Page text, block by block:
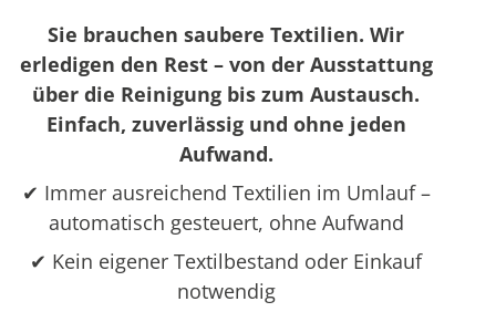
Sie brauchen saubere Textilien. Wir
erledigen den Rest – von der Ausstattung
über die Reinigung bis zum Austausch.
Einfach, zuverlässig und ohne jeden
Aufwand.
✔ Immer ausreichend Textilien im Umlauf –
automatisch gesteuert, ohne Aufwand
✔ Kein eigener Textilbestand oder Einkauf
notwendig